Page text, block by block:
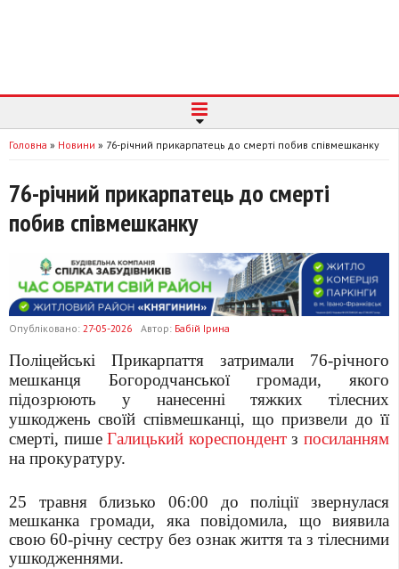
Головна » Новини » 76-річний прикарпатець до смерті побив співмешканку
76-річний прикарпатець до смерті
побив співмешканку
Опубліковано: 27-05-2026 Автор: Бабій Ірина
Поліцейські Прикарпаття затримали 76-річного
мешканця Богородчанської громади, якого
підозрюють у нанесенні тяжких тілесних
ушкоджень своїй співмешканці, що призвели до її
смерті, пишеГалицький кореспондентзпосиланням
на прокуратуру.
25 травня близько 06:00 до поліції звернулася
мешканка громади, яка повідомила, що виявила
свою 60-річну сестру без ознак життя та з тілесними
ушкодженнями.